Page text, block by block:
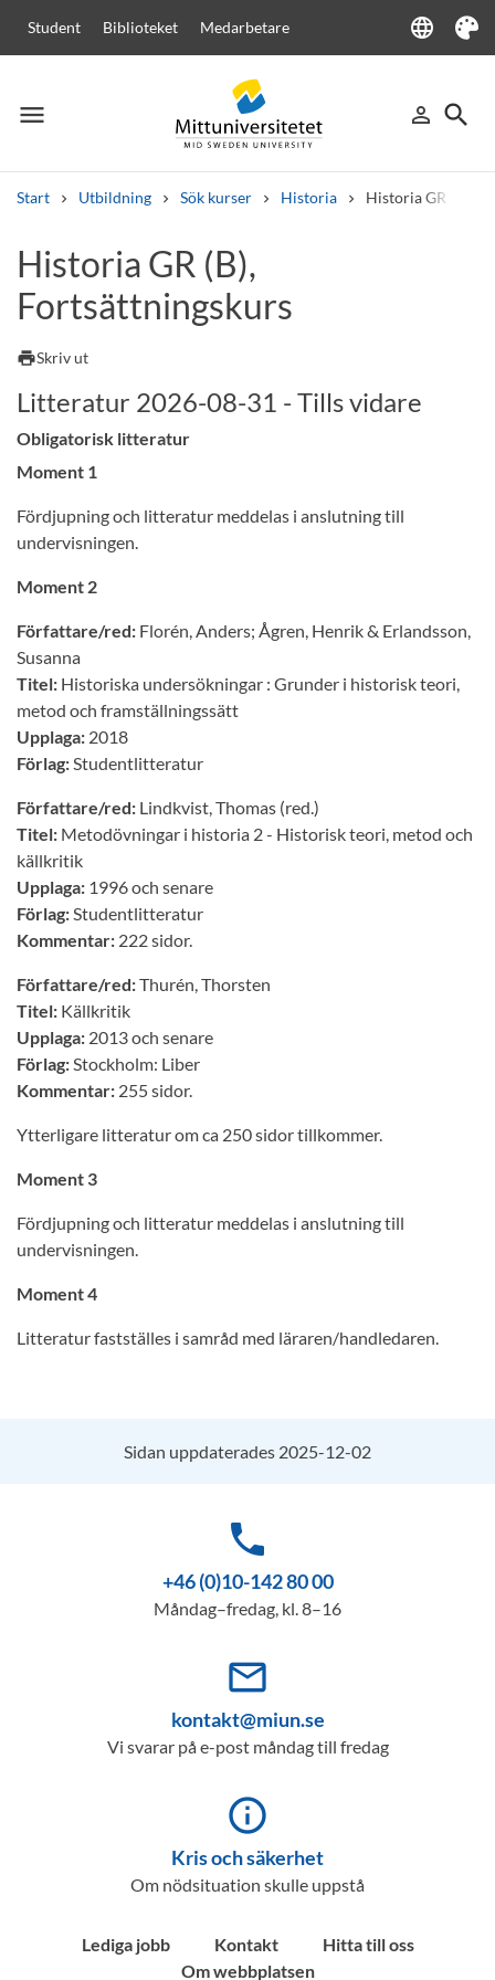
Student Biblioteket Medarbetare language
Language
Tema
menu
Meny person_outline
Logga in
search
Sök
Start Utbildning Sök kurser Historia Historia GR (B),
Andra söktjänster
Kurser och programKursplaner Välkomstbrev
Historia GR (B),
Fortsättningskurs
printSkriv ut
Litteratur 2026-08-31 - Tills vidare
Obligatorisk litteratur
Moment 1
Fördjupning och litteratur meddelas i anslutning till
undervisningen.
Moment 2
Författare/red: Florén, Anders; Ågren, Henrik & Erlandsson,
Susanna
Titel: Historiska undersökningar : Grunder i historisk teori,
metod och framställningssätt
Upplaga: 2018
Förlag:Studentlitteratur
Författare/red: Lindkvist, Thomas (red.)
Titel: Metodövningar i historia 2 - Historisk teori, metod och
källkritik
Upplaga: 1996 och senare
Förlag:Studentlitteratur
Kommentar: 222 sidor.
Författare/red:Thurén, Thorsten
Titel: Källkritik
Upplaga: 2013 och senare
Förlag:Stockholm: Liber
Kommentar: 255 sidor.
Ytterligare litteratur om ca 250 sidor tillkommer.
Moment 3
Fördjupning och litteratur meddelas i anslutning till
undervisningen.
Moment 4
Litteratur fastställes i samråd med läraren/handledaren.
Sidan uppdaterades 2025-12-02
phone
+46 (0)10-142 80 00
Måndag–fredag, kl. 8–16
mail_outline
kontakt@miun.se
Vi svarar på e-post måndag till fredag
info_outline
Kris och säkerhet
Om nödsituation skulle uppstå
Lediga jobb Kontakt
Hitta till oss
Om webbplatsen